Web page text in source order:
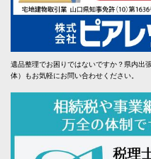
遺品整理でお困りではないですか？県内出
体）もお気軽にお問い合わせください。